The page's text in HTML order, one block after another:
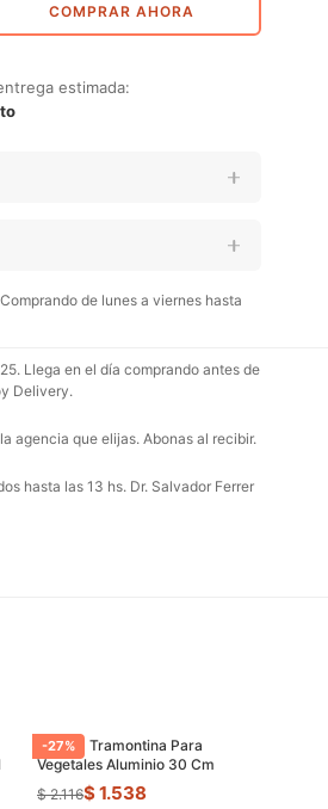
COMPRAR AHORA
estimada:
de lunes a viernes hasta
Llega en el día comprando antes de
Delivery.
agencia que elijas. Abonas al recibir.
hasta las 13 hs. Dr. Salvador Ferrer
-27%
Parrilla Tramontina Para
Vegetales Aluminio 30 Cm
$ 2.116$ 1.538